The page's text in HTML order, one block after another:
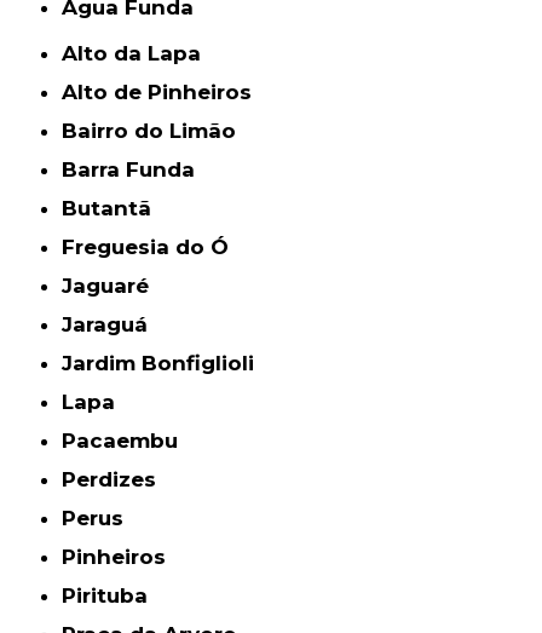
Água Funda
Alto da Lapa
Alto de Pinheiros
Bairro do Limão
Barra Funda
Butantã
Freguesia do Ó
Jaguaré
Jaraguá
Jardim Bonfiglioli
Lapa
Pacaembu
Perdizes
Perus
Pinheiros
Pirituba